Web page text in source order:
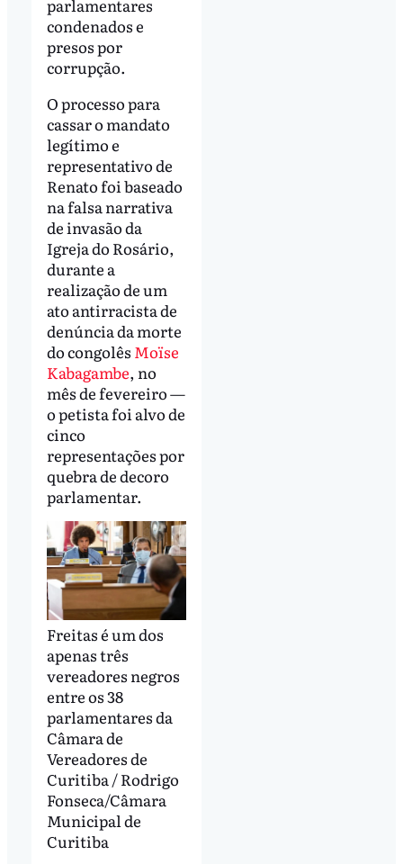
parlamentares
condenados e
presos por
corrupção.
O processo para
cassar o mandato
legítimo e
representativo de
Renato foi baseado
na falsa narrativa
de invasão da
Igreja do Rosário,
durante a
realização de um
ato antirracista de
denúncia da morte
do congolês Moïse
Kabagambe, no
mês de fevereiro —
o petista foi alvo de
cinco
representações por
quebra de decoro
parlamentar.
Freitas é um dos
apenas três
vereadores negros
entre os 38
parlamentares da
Câmara de
Vereadores de
Curitiba / Rodrigo
Fonseca/Câmara
Municipal de
Curitiba